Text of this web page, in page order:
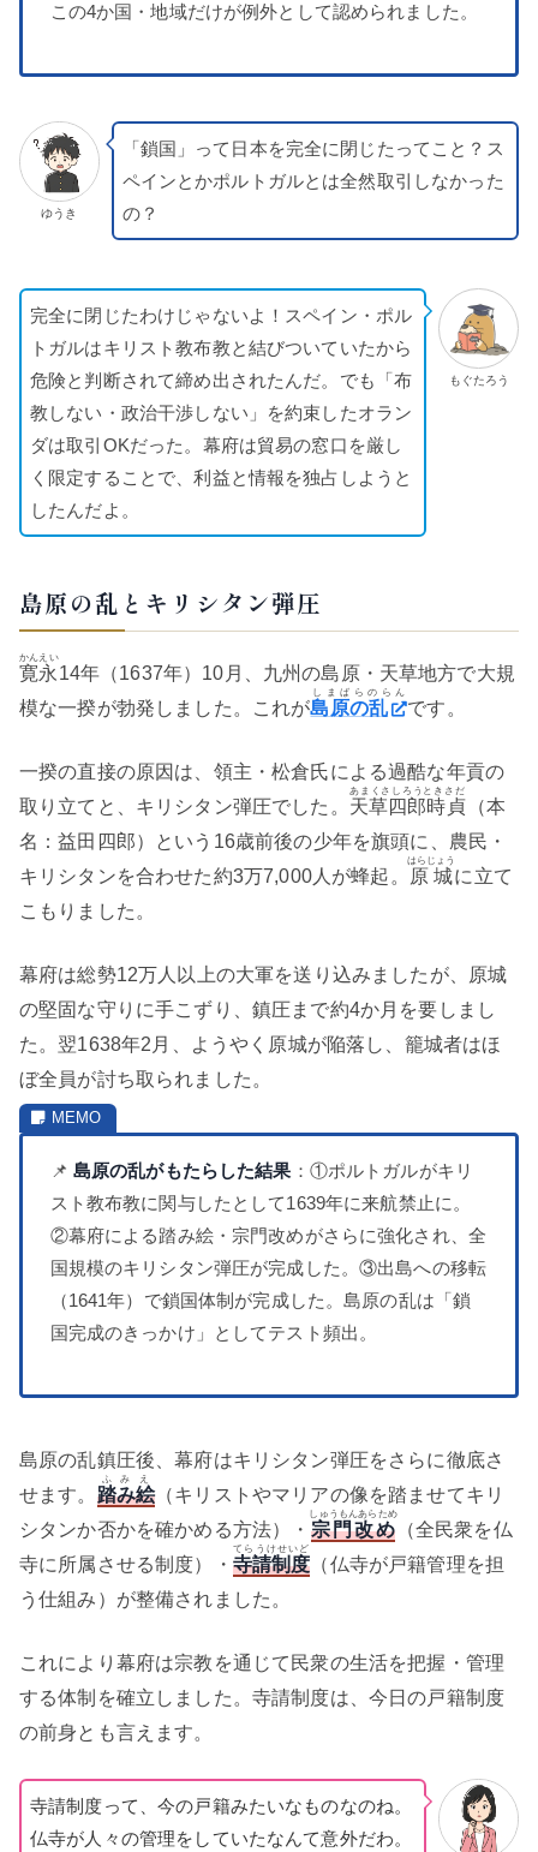
この4か国・地域だけが例外として認められました。
ゆうき
「鎖国」って日本を完全に閉じたってこと？ス
ペインとかポルトガルとは全然取引しなかった
の？
もぐたろう
完全に閉じたわけじゃないよ！スペイン・ポル
トガルはキリスト教布教と結びついていたから
危険と判断されて締め出されたんだ。でも「布
教しない・政治干渉しない」を約束したオラン
ダは取引OKだった。幕府は貿易の窓口を厳し
く限定することで、利益と情報を独占しようと
したんだよ。
島原の乱とキリシタン弾圧
寛永
かんえい
14年（1637年）10月、九州の島原・天草地方で大規
模な一揆が勃発しました。これが島原の乱
しまばらのらん
です。
一揆の直接の原因は、領主・松倉氏による過酷な年貢の
取り立てと、キリシタン弾圧でした。 天草四郎時貞
あまくさしろうときさだ
（本
名：益田四郎）という16歳前後の少年を旗頭に、農民・
キリシタンを合わせた約3万7,000人が蜂起。 原城
はらじょう
に立て
こもりました。
幕府は総勢12万人以上の大軍を送り込みましたが、原城
の堅固な守りに手こずり、鎮圧まで約4か月を要しまし
た。翌1638年2月、ようやく原城が陥落し、籠城者はほ
ぼ全員が討ち取られました。
📌 島原の乱がもたらした結果 ：①ポルトガルがキリ
スト教布教に関与したとして1639年に来航禁止に。
②幕府による踏み絵・宗門改めがさらに強化され、全
国規模のキリシタン弾圧が完成した。③出島への移転
（1641年）で鎖国体制が完成した。島原の乱は「鎖
国完成のきっかけ」としてテスト頻出。
島原の乱鎮圧後、幕府はキリシタン弾圧をさらに徹底さ
せます。 踏み絵
ふみえ
（キリストやマリアの像を踏ませてキリ
シタンか否かを確かめる方法）・ 宗門改め
しゅうもんあらため
（全民衆を仏
寺に所属させる制度）・ 寺請制度
てらうけせいど
（仏寺が戸籍管理を担
う仕組み）が整備されました。
これにより幕府は宗教を通じて民衆の生活を把握・管理
する体制を確立しました。寺請制度は、今日の戸籍制度
の前身とも言えます。
寺請制度って、今の戸籍みたいなものなのね。
仏寺が人々の管理をしていたなんて意外だわ。